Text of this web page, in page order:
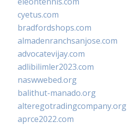
cyetus.com
bradfordshops.com
almadenranchsanjose.com
advocatevijay.com
adlibilimler2023.com
naswwebed.org
balithut-manado.org
alteregotradingcompany.org
aprce2022.com